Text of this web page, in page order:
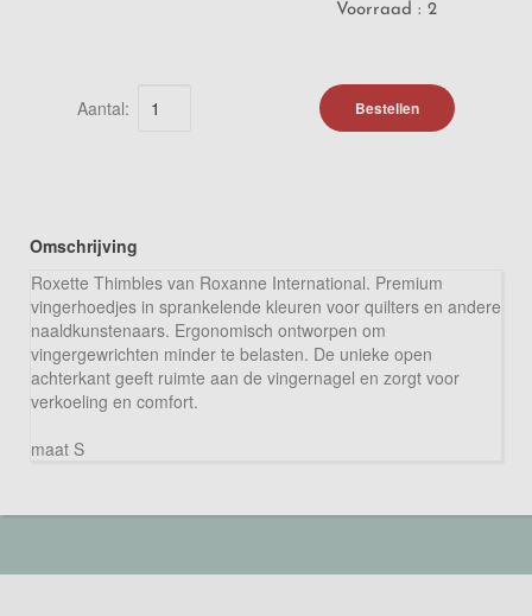
Voorraad : 2
Aantal: Bestellen
Omschrijving
Roxette Thimbles van Roxanne International. Premium
vingerhoedjes in sprankelende kleuren voor quilters en andere
naaldkunstenaars. Ergonomisch ontworpen om
vingergewrichten minder te belasten. De unieke open
achterkant geeft ruimte aan de vingernagel en zorgt voor
verkoeling en comfort.
maat S